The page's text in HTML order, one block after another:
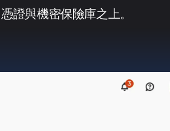
證與機密保險庫之上。